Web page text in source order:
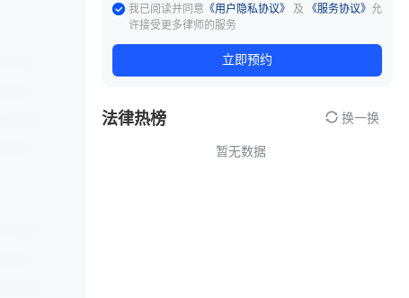
我已阅读并同意 《用户隐私协议》 及 《服务协议》 允
许接受更多律师的服务
立即预约
法律热榜 换一换
暂无数据